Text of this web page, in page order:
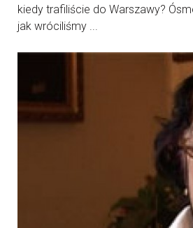
kiedy trafiliście do Warszawy?
jak wróciliśmy ...